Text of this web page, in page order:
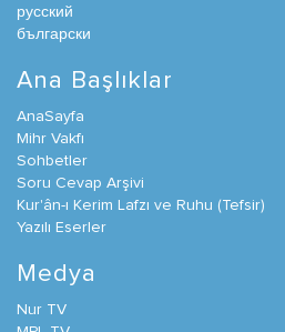
русский
български
Ana Başlıklar
AnaSayfa
Mihr Vakfı
Sohbetler
Soru Cevap Arşivi
Kur'ân-ı Kerim Lafzı ve Ruhu (Tefsir)
Yazılı Eserler
Medya
Nur TV